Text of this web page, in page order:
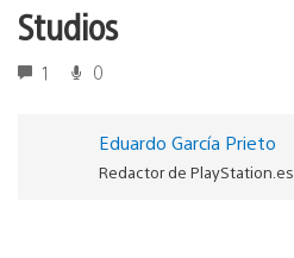
Studios
1 0
Eduardo García Prieto
Redactor de PlayStation.es